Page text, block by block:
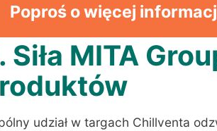
Poproś o więcej
Siła MITA
udział w targach Chillventa